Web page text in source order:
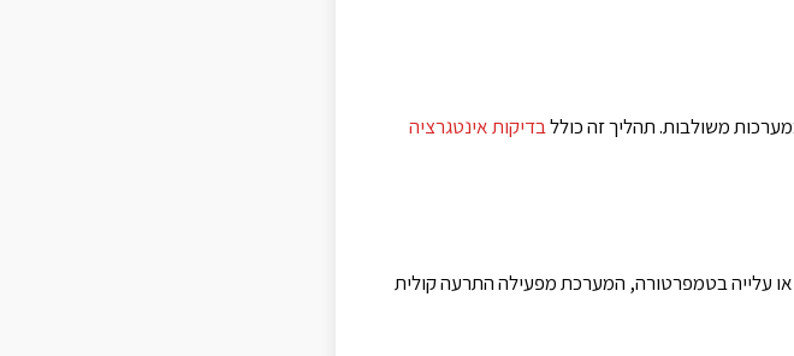
משולבות. תהליך זה כוללבדיקות אינטגרציה
עלייה בטמפרטורה, המערכת מפעילה התרעה קולית